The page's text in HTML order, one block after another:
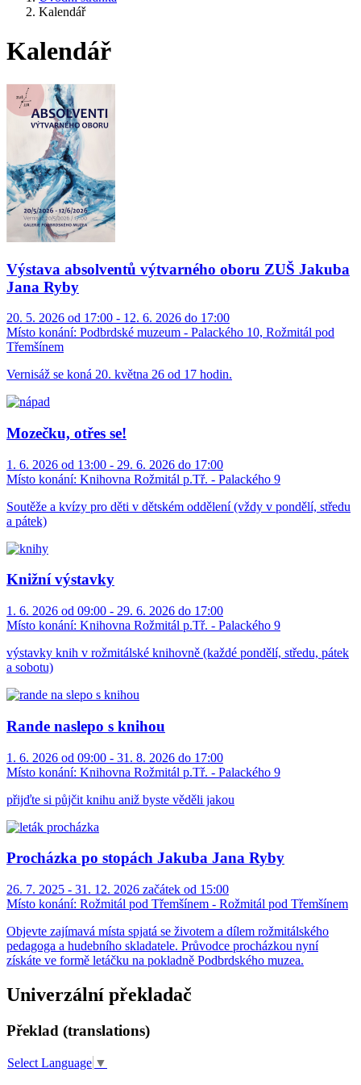
Kalendář
Kalendář
Výstava absolventů výtvarného oboru ZUŠ Jakuba
Jana Ryby
20. 5. 2026 od 17:00 - 12. 6. 2026 do 17:00
Místo konání: Podbrdské muzeum - Palackého 10, Rožmitál pod
Třemšínem
Vernisáž se koná 20. května 26 od 17 hodin.
Mozečku, otřes se!
1. 6. 2026 od 13:00 - 29. 6. 2026 do 17:00
Místo konání: Knihovna Rožmitál p.Tř. - Palackého 9
Soutěže a kvízy pro děti v dětském oddělení (vždy v pondělí, středu
a pátek)
Knižní výstavky
1. 6. 2026 od 09:00 - 29. 6. 2026 do 17:00
Místo konání: Knihovna Rožmitál p.Tř. - Palackého 9
výstavky knih v rožmitálské knihovně (každé pondělí, středu, pátek
a sobotu)
Rande naslepo s knihou
1. 6. 2026 od 09:00 - 31. 8. 2026 do 17:00
Místo konání: Knihovna Rožmitál p.Tř. - Palackého 9
přijďte si půjčit knihu aniž byste věděli jakou
Procházka po stopách Jakuba Jana Ryby
26. 7. 2025 - 31. 12. 2026 začátek od 15:00
Místo konání: Rožmitál pod Třemšínem - Rožmitál pod Třemšínem
Objevte zajímavá místa spjatá se životem a dílem rožmitálského
pedagoga a hudebního skladatele. Průvodce procházkou nyní
získáte ve formě letáčku na pokladně Podbrdského muzea.
Univerzální překladač
Překlad (translations)
Select Language ▼